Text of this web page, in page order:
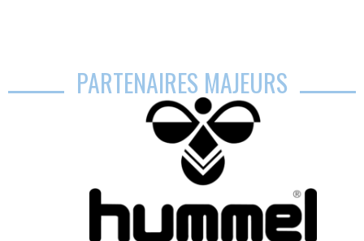
PARTENAIRES MAJEURS